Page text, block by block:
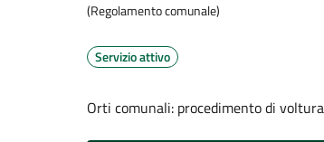
(Regolamento comunale)
Servizio attivo
Orti comunali: procedimento di